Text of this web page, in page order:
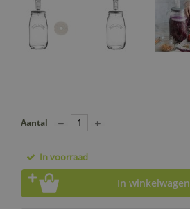
Aantal
In voorraad
In winkelwagen